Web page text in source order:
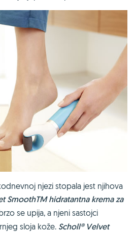
njezi stopala jest njihova
SmoothTM hidratantna krema za
se upija, a njeni sastojci
sloja kože. Scholl® Velvet